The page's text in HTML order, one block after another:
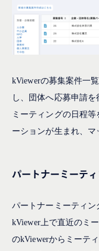
kViewerの募集案件一
し、団体へ応募申請を
ミーティングの日程
ーションが生まれ、マ
パートナーミーテ
パートナーミーティン
kViewer上で直近のミ
のkViewerからミーテ